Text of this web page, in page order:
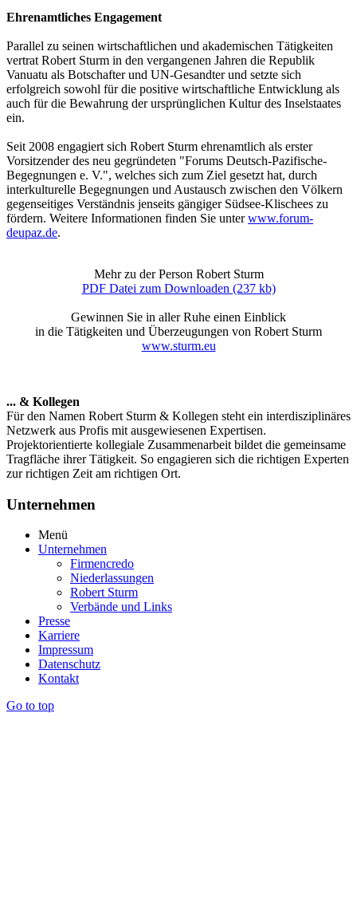
Ehrenamtliches Engagement
Parallel zu seinen wirtschaftlichen und akademischen Tätigkeiten
vertrat Robert Sturm in den vergangenen Jahren die Republik
Vanuatu als Botschafter und UN-Gesandter und setzte sich
erfolgreich sowohl für die positive wirtschaftliche Entwicklung als
auch für die Bewahrung der ursprünglichen Kultur des Inselstaates
ein.
Seit 2008 engagiert sich Robert Sturm ehrenamtlich als erster
Vorsitzender des neu gegründeten "Forums Deutsch-Pazifische-
Begegnungen e. V.", welches sich zum Ziel gesetzt hat, durch
interkulturelle Begegnungen und Austausch zwischen den Völkern
gegenseitiges Verständnis jenseits gängiger Südsee-Klischees zu
fördern. Weitere Informationen finden Sie unterwww.forum-
deupaz.de.
Mehr zu der Person Robert Sturm
PDF Datei zum Downloaden (237 kb)
Gewinnen Sie in aller Ruhe einen Einblick
in die Tätigkeiten und Überzeugungen von Robert Sturm
www.sturm.eu
... & Kollegen
Für den Namen Robert Sturm & Kollegen steht ein interdisziplinäres
Netzwerk aus Profis mit ausgewiesenen Expertisen.
Projektorientierte kollegiale Zusammenarbeit bildet die gemeinsame
Tragfläche ihrer Tätigkeit. So engagieren sich die richtigen Experten
zur richtigen Zeit am richtigen Ort.
Unternehmen
Menü
Unternehmen
Firmencredo
Niederlassungen
Robert Sturm
Verbände und Links
Presse
Karriere
Impressum
Datenschutz
Kontakt
Go to top